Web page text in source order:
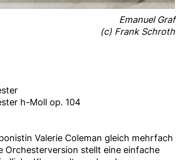
Emanuel Graf
(c) Frank Schroth
h-Moll op. 104
Valerie Coleman gleich mehrfach
Orchesterversion stellt eine einfache